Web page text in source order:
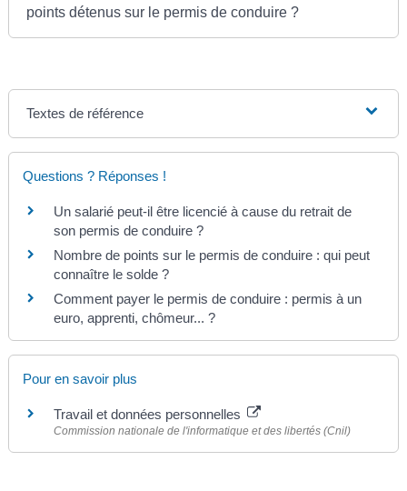
points détenus sur le permis de conduire ?
Textes de référence
Questions ? Réponses !
Un salarié peut-il être licencié à cause du retrait de
son permis de conduire ?
Nombre de points sur le permis de conduire : qui peut
connaître le solde ?
Comment payer le permis de conduire : permis à un
euro, apprenti, chômeur... ?
Pour en savoir plus
Travail et données personnelles
Commission nationale de l'informatique et des libertés (Cnil)